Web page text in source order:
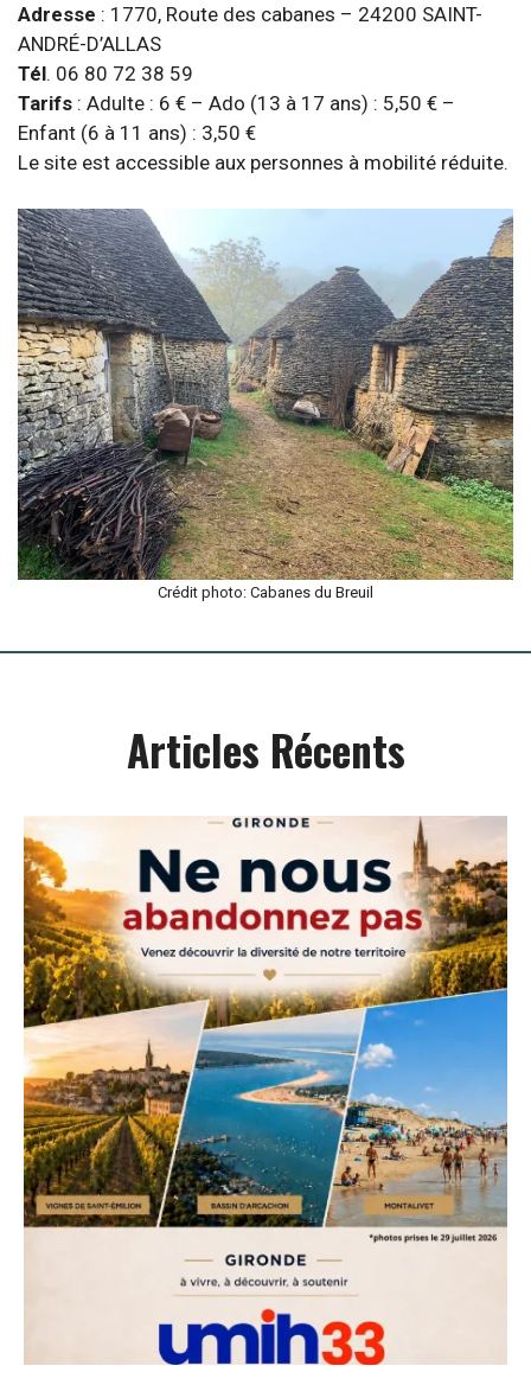
Adresse : 1770, Route des cabanes – 24200 SAINT-
ANDRÉ-D’ALLAS
Tél. 06 80 72 38 59
Tarifs : Adulte : 6 € – Ado (13 à 17 ans) : 5,50 € –
Enfant (6 à 11 ans) : 3,50 €
Le site est accessible aux personnes à mobilité réduite.
Crédit photo: Cabanes du Breuil
Articles Récents